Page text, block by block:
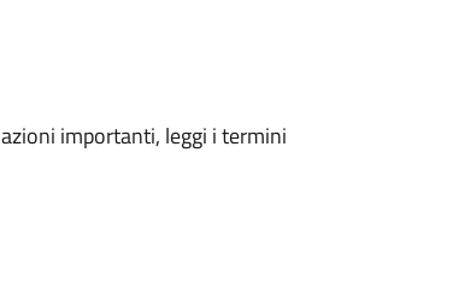
importanti, leggi i termini